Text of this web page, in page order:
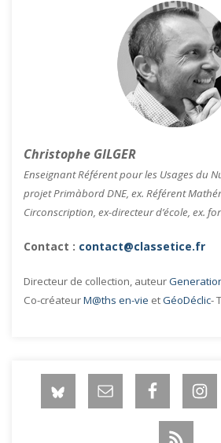
Christophe GILGER
Enseignant Référent pour les Usages du
projet Primàbord DNE, ex. Référent
Circonscription, ex-directeur d’école, ex.
Contact : contact@classetice.fr
Directeur de collection, auteur
Co-créateurM@ths en-vie etGéoDéclic-